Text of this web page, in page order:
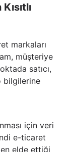
markaları
müşteriye
satıcı,
bilgilerine
için veri
e-ticaret
elde ettiği